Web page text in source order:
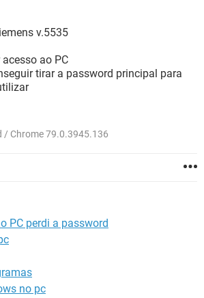
EXCEL
GMAIL
v.5535
ao PC
tirar a password principal para
/ Chrome 79.0.3945.136
PC perdi a password
no pc